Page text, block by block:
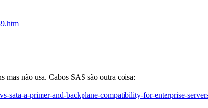
mas não usa. Cabos SAS são outra coisa:
sata-a-primer-and-backplane-compatibility-for-enterprise-